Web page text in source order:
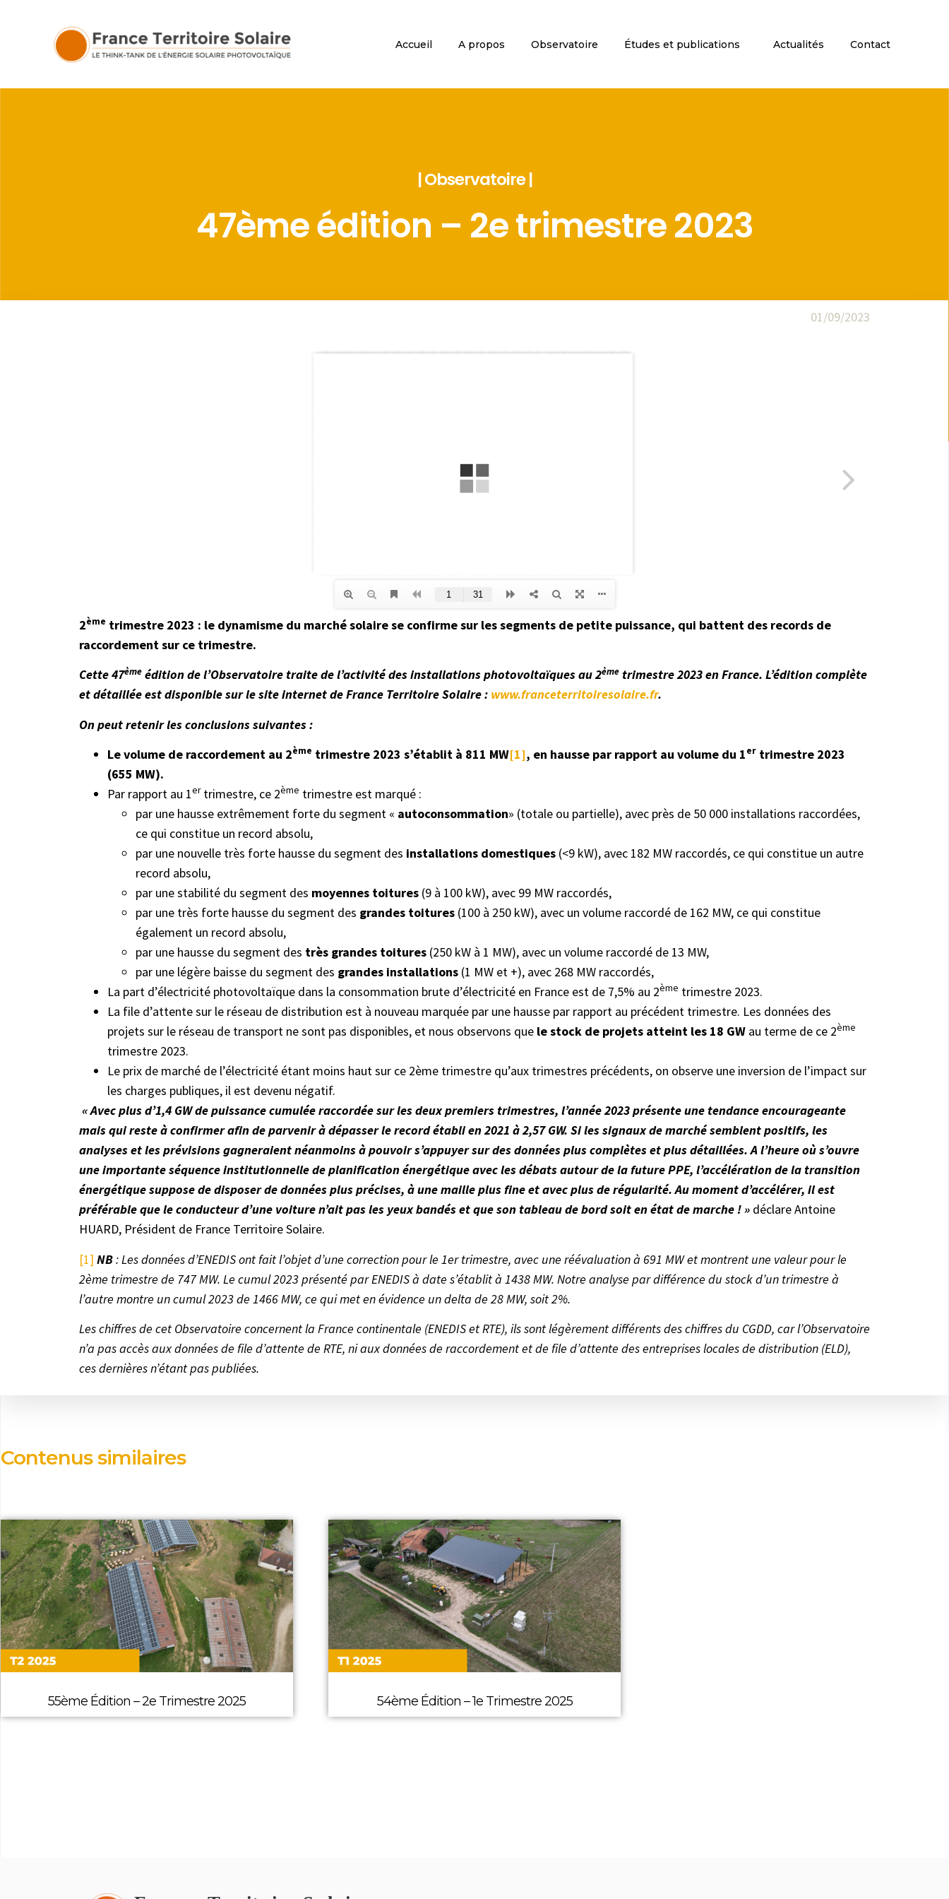
Accueil A propos Observatoire Études et publications Actualités Contact
| Observatoire |
47ème édition – 2e trimestre 2023
01/09/2023
2ème trimestre 2023 : le dynamisme du marché solaire se confirme sur les segments de petite puissance, qui battent des records de
raccordement sur ce trimestre.
Cette 47èmeédition de l’Observatoire traite de l’activité des installations photovoltaïques au 2èmetrimestre 2023 en France. L’édition complète
et détaillée est disponible sur le site internet de France Territoire Solaire : www.franceterritoiresolaire.fr.
On peut retenir les conclusions suivantes :
Le volume de raccordement au 2ème trimestre 2023 s’établit à 811 MW[1], en hausse par rapport au volume du 1ertrimestre 2023
(655 MW).
Par rapport au 1ertrimestre, ce 2ème trimestre est marqué :
par une hausse extrêmement forte du segment « autoconsommation» (totale ou partielle), avec près de 50 000 installations raccordées,
ce qui constitue un record absolu,
par une nouvelle très forte hausse du segment des installations domestiques(<9 kW), avec 182 MW raccordés, ce qui constitue un autre
record absolu,
par une stabilité du segment des moyennes toitures(9 à 100 kW), avec 99 MW raccordés,
par une très forte hausse du segment des grandes toitures(100 à 250 kW), avec un volume raccordé de 162 MW, ce qui constitue
également un record absolu,
par une hausse du segment des très grandes toitures(250 kW à 1 MW), avec un volume raccordé de 13 MW,
par une légère baisse du segment des grandes installations(1 MW et +), avec 268 MW raccordés,
La part d’électricité photovoltaïque dans la consommation brute d’électricité en France est de 7,5% au 2ème trimestre 2023.
La file d’attente sur le réseau de distribution est à nouveau marquée par une hausse par rapport au précédent trimestre. Les données des
projets sur le réseau de transport ne sont pas disponibles, et nous observons que le stock de projets atteint les 18 GW au terme de ce 2ème
trimestre 2023.
Le prix de marché de l’électricité étant moins haut sur ce 2ème trimestre qu’aux trimestres précédents, on observe une inversion de l’impact sur
les charges publiques, il est devenu négatif.
« Avec plus d’1,4 GW de puissance cumulée raccordée sur les deux premiers trimestres, l’année 2023 présente une tendance encourageante
mais qui reste à confirmer afin de parvenir à dépasser le record établi en 2021 à 2,57 GW. Si les signaux de marché semblent positifs, les
analyses et les prévisions gagneraient néanmoins à pouvoir s’appuyer sur des données plus complètes et plus détaillées. A l’heure où s’ouvre
une importante séquence institutionnelle de planification énergétique avec les débats autour de la future PPE, l’accélération de la transition
énergétique suppose de disposer de données plus précises, à une maille plus fine et avec plus de régularité. Au moment d’accélérer, il est
préférable que le conducteur d’une voiture n’ait pas les yeux bandés et que son tableau de bord soit en état de marche ! » déclare Antoine
HUARD, Président de France Territoire Solaire.
[1] NB: Les données d’ENEDIS ont fait l’objet d’une correction pour le 1er trimestre, avec une réévaluation à 691 MW et montrent une valeur pour le
2ème trimestre de 747 MW. Le cumul 2023 présenté par ENEDIS à date s’établit à 1438 MW. Notre analyse par différence du stock d’un trimestre à
l’autre montre un cumul 2023 de 1466 MW, ce qui met en évidence un delta de 28 MW, soit 2%.
Les chiffres de cet Observatoire concernent la France continentale (ENEDIS et RTE), ils sont légèrement différents des chiffres du CGDD, car l’Observatoire
n’a pas accès aux données de file d’attente de RTE, ni aux données de raccordement et de file d’attente des entreprises locales de distribution (ELD),
ces dernières n’étant pas publiées.
Contenus similaires
55ème Édition – 2e Trimestre 2025 54ème Édition – 1e Trimestre 2025